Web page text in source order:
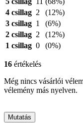
4 csillag 2
(12%)
3 csillag 1
(6%)
2 csillag 2
(12%)
1 csillag 0 (0%)
16 értékelés
Még nincs vásárlói
vélemény más nyelven.
Mutatás